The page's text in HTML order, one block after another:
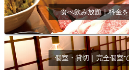
食べ飲み放題｜料金
個室・貸切｜完全個室